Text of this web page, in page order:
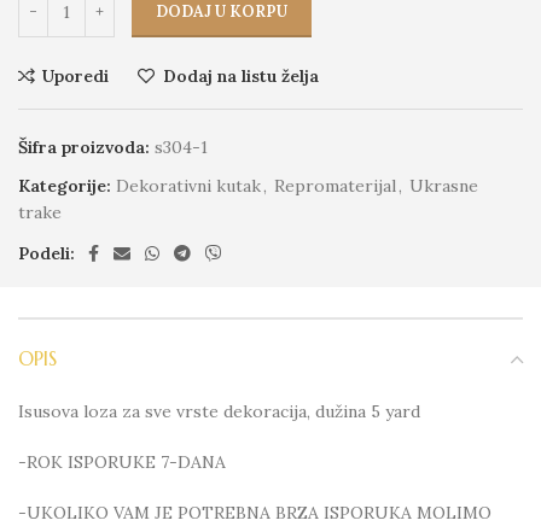
DODAJ U KORPU
Uporedi Dodaj na listu želja
Šifra proizvoda: s304-1
Kategorije: Dekorativni kutak, Repromaterijal, Ukrasne
trake
Podeli:
OPIS
Isusova loza za sve vrste dekoracija, dužina 5 yard
-ROK ISPORUKE 7-DANA
-UKOLIKO VAM JE POTREBNA BRZA ISPORUKA MOLIMO